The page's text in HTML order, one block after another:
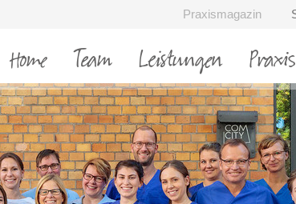
Praxismagazin
Praxis
Leistungen
Team
Home